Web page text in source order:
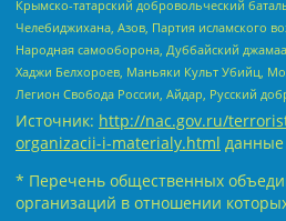
Крымско-татарский добровольческий
Челебиджихана, Азов, Партия исламского
Народная самооборона, Дуббайский
Хаджи Белхороев, Маньяки Культ Убийц,
Легион Свобода России, Айдар, Русский
Источник: http://nac.gov.ru/
organizacii-i-materialy.html данные
* Перечень общественных
организаций в отношении